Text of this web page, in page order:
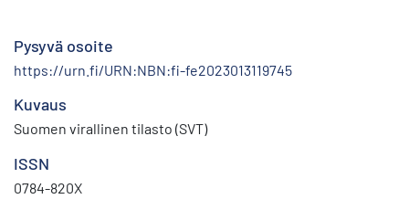
Pysyvä osoite
https://urn.fi/URN:NBN:fi-fe2023013119745
Kuvaus
Suomen virallinen tilasto (SVT)
ISSN
0784-820X